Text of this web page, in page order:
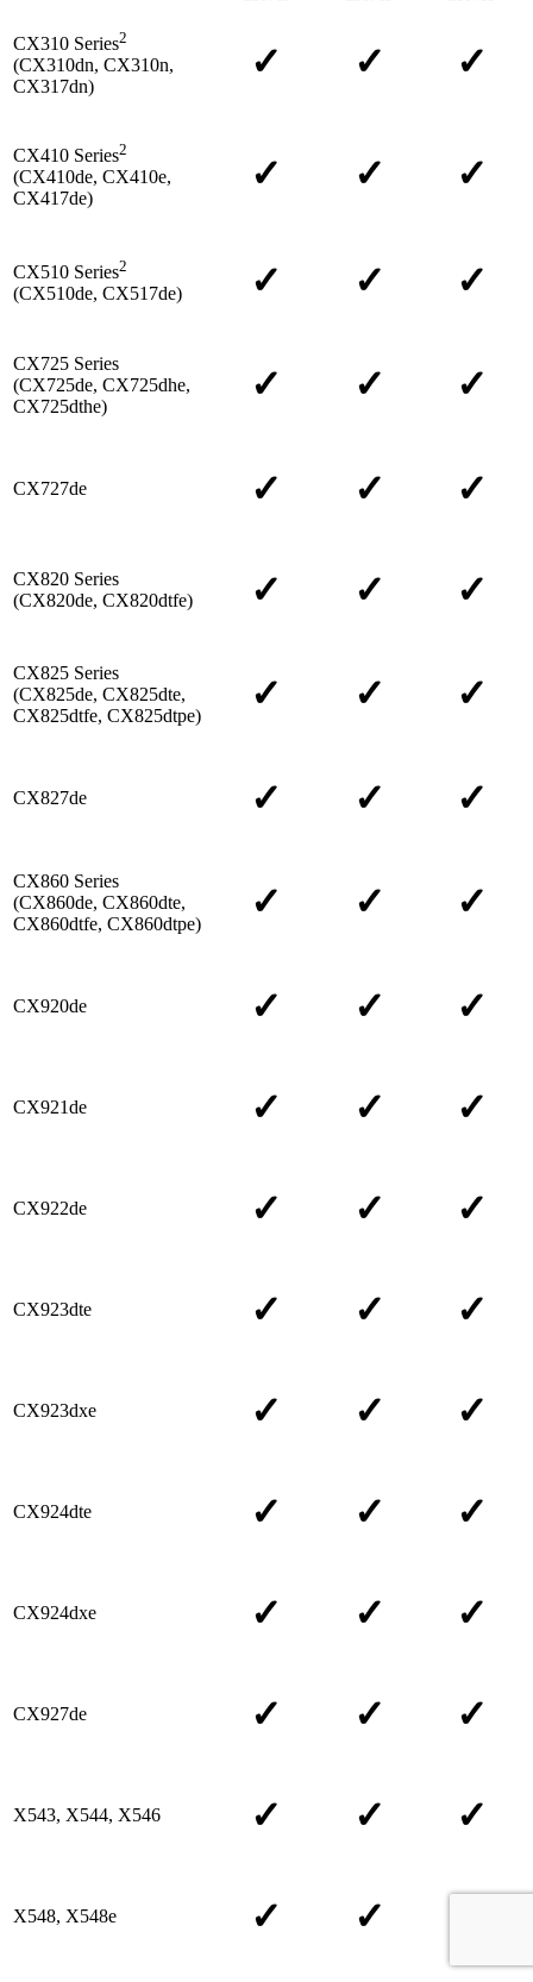
CX310 Series2
(CX310dn, CX310n,
CX317dn)
✓ ✓ ✓
CX410 Series2
(CX410de, CX410e,
CX417de)
✓ ✓ ✓
CX510 Series2
(CX510de, CX517de) ✓ ✓ ✓
CX725 Series
(CX725de, CX725dhe,
CX725dthe)
✓ ✓ ✓
CX727de ✓ ✓ ✓
CX820 Series
(CX820de, CX820dtfe)
✓ ✓ ✓
CX825 Series
(CX825de, CX825dte,
CX825dtfe, CX825dtpe)
✓ ✓ ✓
CX827de ✓ ✓ ✓
CX860 Series
(CX860de, CX860dte,
CX860dtfe, CX860dtpe)
✓ ✓ ✓
CX920de ✓ ✓ ✓
CX921de ✓ ✓ ✓
CX922de ✓ ✓ ✓
CX923dte ✓ ✓ ✓
CX923dxe ✓ ✓ ✓
CX924dte ✓ ✓ ✓
CX924dxe ✓ ✓ ✓
CX927de ✓ ✓ ✓
X543, X544, X546 ✓ ✓ ✓
X548, X548e ✓ ✓